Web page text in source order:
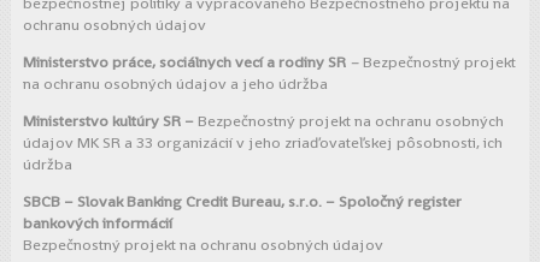
ochranu osobných údajov
Ministerstvo práce, sociálnych vecí a rodiny SR – Bezpečnostný projekt
na ochranu osobných údajov a jeho údržba
Ministerstvo kultúry SR – Bezpečnostný projekt na ochranu osobných
údajov MK SR a 33 organizácií v jeho zriaďovateľskej pôsobnosti, ich
údržba
SBCB – Slovak Banking Credit Bureau, s.r.o. – Spoločný register
bankových informácií
Bezpečnostný projekt na ochranu osobných údajov